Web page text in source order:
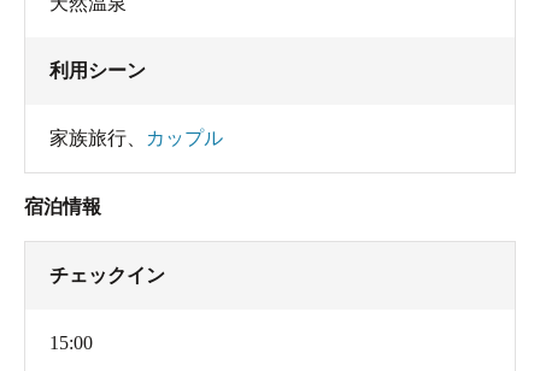
利用シーン
家族旅行 カップル
宿泊情報
チェックイン
15:00